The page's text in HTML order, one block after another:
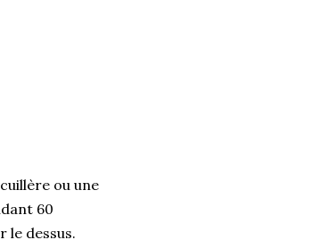
ou une
60
le dessus.